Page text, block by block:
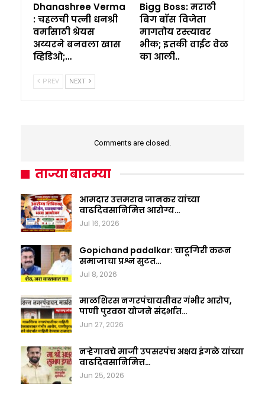
Dhanashree Verma
: चहलची पत्नी धनश्री
वर्मासाठी श्रेयस
अय्यरने बनवला खास
व्हिडिओ;…
Bigg Boss: मराठी
बिग बॉस विजेता
मागतोय रस्त्यावर
भीक; इतकी वाईट वेळ
का आली..
PREV NEXT
Comments are closed.
ताज्या बातम्या
आमदार उत्तमराव जानकर यांच्या
वाढदिवसानिमित्त आरोग्य…
Jul 16, 2026
Gopichand padalkar: चाटूगिरी करून
समाजाचा प्रश्न सुटत…
Jul 8, 2026
माळशिरस नगरपंचायतीवर गंभीर आरोप,
पाणी पुरवठा योजने संदर्भात…
Jun 27, 2026
नऱ्हेगावचे माजी उपसरपंच अक्षय इंगळे यांच्या
वाढदिवसानिमित्त…
Jun 25, 2026